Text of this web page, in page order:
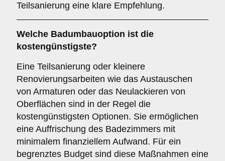
Teilsanierung eine klare Empfehlung.
Welche Badumbauoption ist die
kostengünstigste?
Eine Teilsanierung oder kleinere
Renovierungsarbeiten wie das Austauschen
von Armaturen oder das Neulackieren von
Oberflächen sind in der Regel die
kostengünstigsten Optionen. Sie ermöglichen
eine Auffrischung des Badezimmers mit
minimalem finanziellem Aufwand. Für ein
begrenztes Budget sind diese Maßnahmen eine